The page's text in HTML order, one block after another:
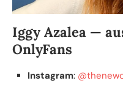
Iggy Azalea —
OnlyFans
Instagram: